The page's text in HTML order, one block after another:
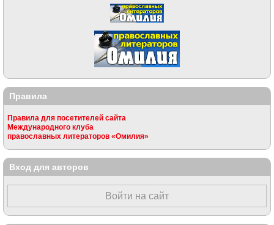
Правила
Правила для посетителей сайта
Международного клуба
православных литераторов «Омилия»
Вход для авторов
Войти на сайт